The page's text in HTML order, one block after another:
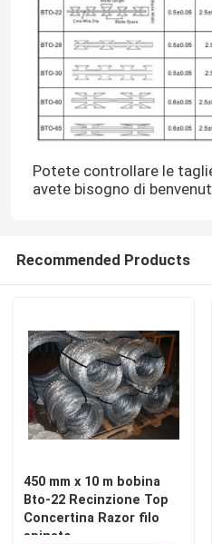
Giro della fabbrica
Controllo di qualità
Contattaci
Notizie
Recinzione saldata a
Barriera di sicurezza
Recinto d'acciaio tubolare
Potete controllare le
avete bisogno di
Recommended Products
450 mm x 10 m bobina
Bto-22 Recinzione Top
Concertina Razor filo
spinato